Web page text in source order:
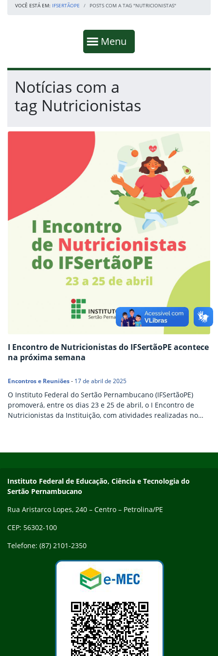
VOCÊ ESTÁ EM: IFSERTÃOPE POSTS COM A TAG "NUTRICIONISTAS"
Mostrar
Menu
Fim da navegação
Início do conteúdo
Notícias com a
tag Nutricionistas
I Encontro de Nutricionistas do IFSertãoPE acontece
na próxima semana
Encontros e Reuniões- 17 de abril de 2025
O Instituto Federal do Sertão Pernambucano (IFSertãoPE)
promoverá, entre os dias 23 e 25 de abril, o I Encontro de
Nutricionistas da Instituição, com atividades realizadas no
Endereço
Instituto Federal de Educação, Ciência e Tecnologia do
Sertão Pernambucano
Rua Aristarco Lopes, 240 – Centro – Petrolina/PE
CEP: 56302-100
Telefone: (87) 2101-2350